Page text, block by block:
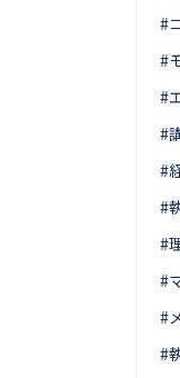
#
#
#
#
#
#
#
#
#
#